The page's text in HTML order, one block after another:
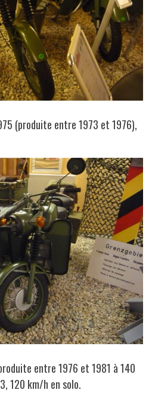
(produite entre 1973 et 1976),
entre 1976 et 1981 à 140
120 km/h en solo.